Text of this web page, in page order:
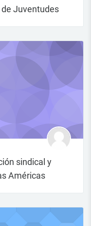
Juventudes
sindical y
Américas